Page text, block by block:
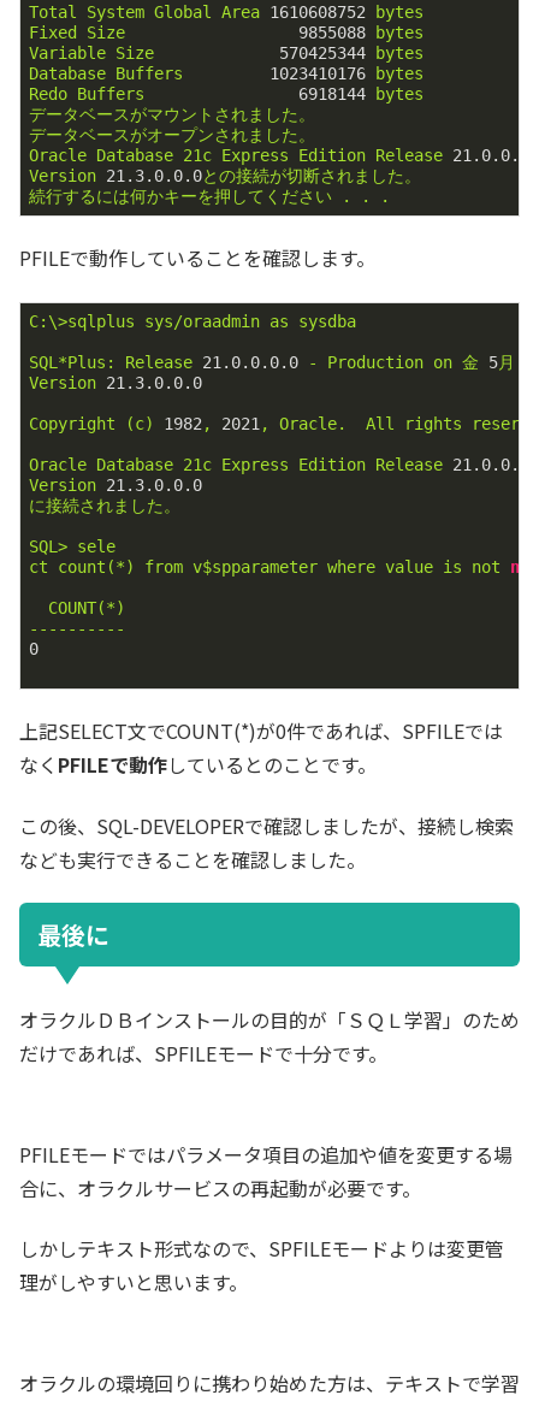
Total System Global Area 1610608752
bytes
Fixed
Size 9855088
bytes
Variable Size 570425344
bytes
Database Buffers 1023410176
bytes
Redo Buffers 6918144
bytes
データベースがマウントされました。
データベースがオープンされました。
Oracle Database 21c Express Edition Release 21.0.0.0
Version 21.3.0.0.0との接続が切断されました。
続行するには何かキーを押してください
. . .
PFILEで動作していることを確認します。
C:\>sqlplus sys/oraadmin as sysdba
SQL*Plus: Release 21.0.0.0.0 - Production on 金 5月
Version 21.3.0.0.0
Copyright (c) 1982 , 2021 , Oracle. All rights
Oracle Database 21c Express Edition Release 21.0.0.0
Version 21.3.0.0.0
に接続されました。
SQL> sele
ct
count(*) from v$spparameter where value is not
COUNT(*)
----------
0
上記SELECT文でCOUNT(*)が0件であれば、SPFILEでは
なく PFILEで動作しているとのことです。
この後、SQL-DEVELOPERで確認しましたが、接続し検索
なども実行できることを確認しました。
最後に
オラクルＤＢインストールの目的が「ＳＱＬ学習」のため
だけであれば、SPFILEモードで十分です。
PFILEモードではパラメータ項目の追加や値を変更する場
合に、オラクルサービスの再起動が必要です。
しかしテキスト形式なので、SPFILEモードよりは変更管
理がしやすいと思います。
オラクルの環境回りに携わり始めた方は、テキストで学習